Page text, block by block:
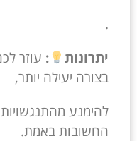
.
יתרונות
: עוזר
בצורה יעילה יותר,
להימנע
החשובות באמת.